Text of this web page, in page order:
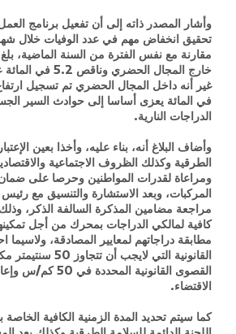
وأشار المصدر ذاته إلى أن تفعيل برنامج
خارج المجال
في المائة يعزى أساسا إلى حوادث السير
الدراجات النارية.
وأضاف البلاغ أنه، بناء عليه، وأخذا بعين
الطرقية وكذلك الظروف الاجتماعية
ومراعاة لقدرات المواطنين وحرصا على
المركبات، وبعد الاستشارة والتنسيق مع رئيس
مراجعة مضامين المذكرة السالفة الذكر،
كافية لمالكي الدراجات بمحرك من أجل
مطابقة دراجاتهم لمعايير المصادقة، ولاسيما
القانونية التي
القصوى القانونية
الاقتضاء.
كما سيتم تحديد المدة الزمنية الكافية الخاصة